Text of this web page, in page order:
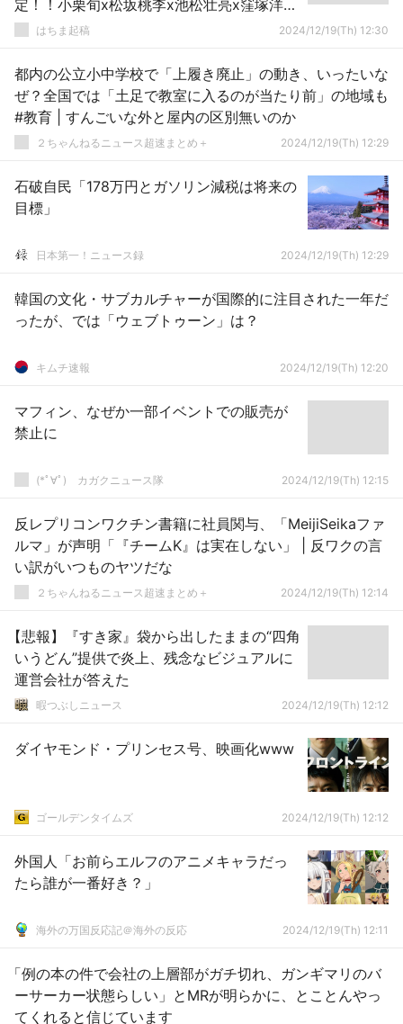
定！！小栗旬x松坂桃李x池松壮亮x窪塚洋介
と超豪華キャスト
はちま起稿 2024/12/19(Th) 12:30
都内の公立小中学校で「上履き廃止」の動き、いったいな
ぜ？全国では「土足で教室に入るのが当たり前」の地域も
#教育 | すんごいな外と屋内の区別無いのか
２ちゃんねるニュース超速まとめ＋ 2024/12/19(Th) 12:29
石破自民「178万円とガソリン減税は将来の
目標」
日本第一！ニュース録 2024/12/19(Th) 12:29
韓国の文化・サブカルチャーが国際的に注目された一年だ
ったが、では「ウェブトゥーン」は？
キムチ速報 2024/12/19(Th) 12:20
マフィン、なぜか一部イベントでの販売が
禁止に
(*ﾟ∀ﾟ)ゞカガクニュース隊 2024/12/19(Th) 12:15
反レプリコンワクチン書籍に社員関与、「MeijiSeikaファ
ルマ」が声明「『チームK』は実在しない」 | 反ワクの言
い訳がいつものヤツだな
２ちゃんねるニュース超速まとめ＋ 2024/12/19(Th) 12:14
【悲報】『すき家』袋から出したままの“四角
いうどん”提供で炎上、残念なビジュアルに
運営会社が答えた
暇つぶしニュース 2024/12/19(Th) 12:12
ダイヤモンド・プリンセス号、映画化www
ゴールデンタイムズ 2024/12/19(Th) 12:12
外国人「お前らエルフのアニメキャラだっ
たら誰が一番好き？」
海外の万国反応記＠海外の反応 2024/12/19(Th) 12:11
「例の本の件で会社の上層部がガチ切れ、ガンギマリのバ
ーサーカー状態らしい」とMRが明らかに、とことんやっ
てくれると信じています